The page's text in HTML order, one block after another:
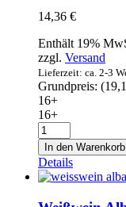
14,36 €
Enthält 19%
zzgl. Versand
Lieferzeit: ca. 2-3
Grundpreis: (
16+
16+
Weißwein
Bicicletas
y
Peces
2019
0,75l
In den Warenkorb
Details